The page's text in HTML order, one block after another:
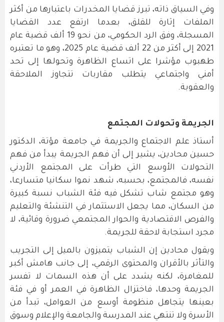
وفي السياق ذاته، تبرز قضايا المخدرات باعتبارها من أكثر
الملفات إثارة للقلق، بعدما ارتفع عدد القضايا
المسجلة، وفق الرد الحكومي، من نحو 19 ألف قضية عام
2021 إلى أكثر من 22 ألف قضية عام 2025، وهو ما تعتبره
طهبوب مؤشرا على اتساع الظاهرة وتحولها إلى تحد
أمني واجتماعي يتطلب مقاربات تتجاوز الملاحقة
والعقوبة.
الجريمة وتحولات المجتمع
أستاذ علم الاجتماع والجريمة في جامعة مؤتة، الدكتور
حسين محادين، يشير إلى أن فهم الجريمة يبدأ من فهم
التحولات الأوسع التي طرأت على المجتمع الأردني
نفسه، فالمجتمع، بحسبه، شهد نموا سكانيا متسارعا،
وهو مجتمع شاب تشكل فيه فئة الشباب نسبة كبيرة
من السكان، مما يجعل الاستثمار في التنشئة والتعليم
والفرص الاقتصادية والحوار المجتمعي ضرورة وقائية، لا
مجرد استجابة لاحقة للجريمة.
ويقول محادين إن الشباب يتميزون بالميل إلى التجريب
والتأثر بالأقران والمحتوى الرقمي، إلى جانب هامش أكبر
للمغامرة، لكنه يشدد على أن هذه السمات لا تفسر
الجريمة وحدها، فاختزال الظاهرة في العمر أو في فئة
بعينها يتجاهل منظومة أوسع من العوامل، تبدأ من
الأسرة ولا تنتهي عند المدرسة والجامعة والإعلام وسوق